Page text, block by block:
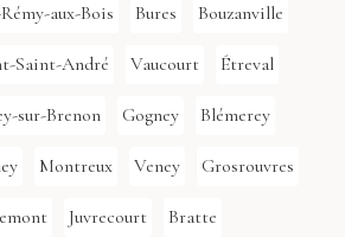
aux-Bois Bures Bouzanville
Saint-André Vaucourt Étreval
sur-Brenon Gogney Blémerey
Montreux Veney Grosrouvres
Juvrecourt Bratte